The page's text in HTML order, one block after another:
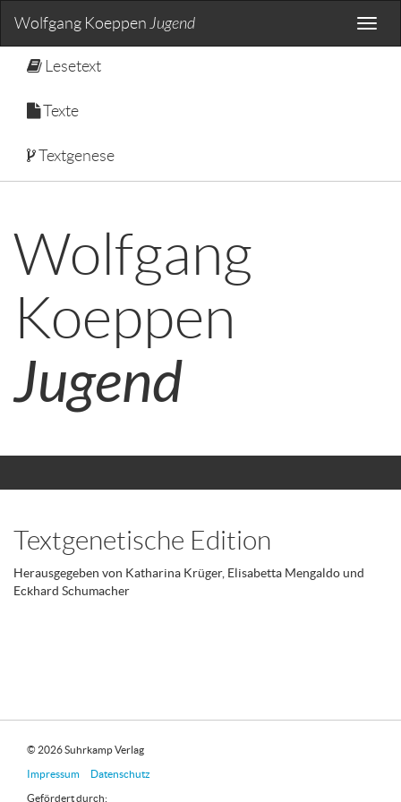
Toggle
Wolfgang Koeppen Jugend
Lesetext
Texte
Textgenese
Wolfgang
Koeppen
Jugend
Textgenetische Edition
Herausgegeben von Katharina Krüger, Elisabetta Mengaldo und
Eckhard Schumacher
© 2026 Suhrkamp Verlag
Impressum Datenschutz
Gefördert durch: